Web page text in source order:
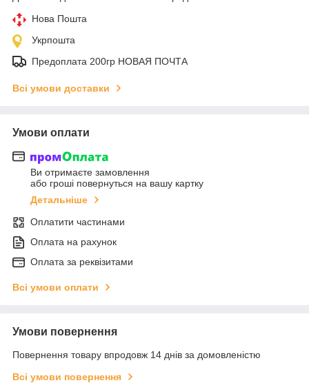
Нова Пошта
Укрпошта
Предоплата 200гр НОВАЯ ПОЧТА
Всі умови доставки
Умови оплати
Ви отримаєте замовлення
або гроші повернуться на вашу картку
Детальніше
Оплатити частинами
Оплата на рахунок
Оплата за реквізитами
Всі умови оплати
Умови повернення
Повернення товару впродовж 14 днів за домовленістю
Всі умови повернення